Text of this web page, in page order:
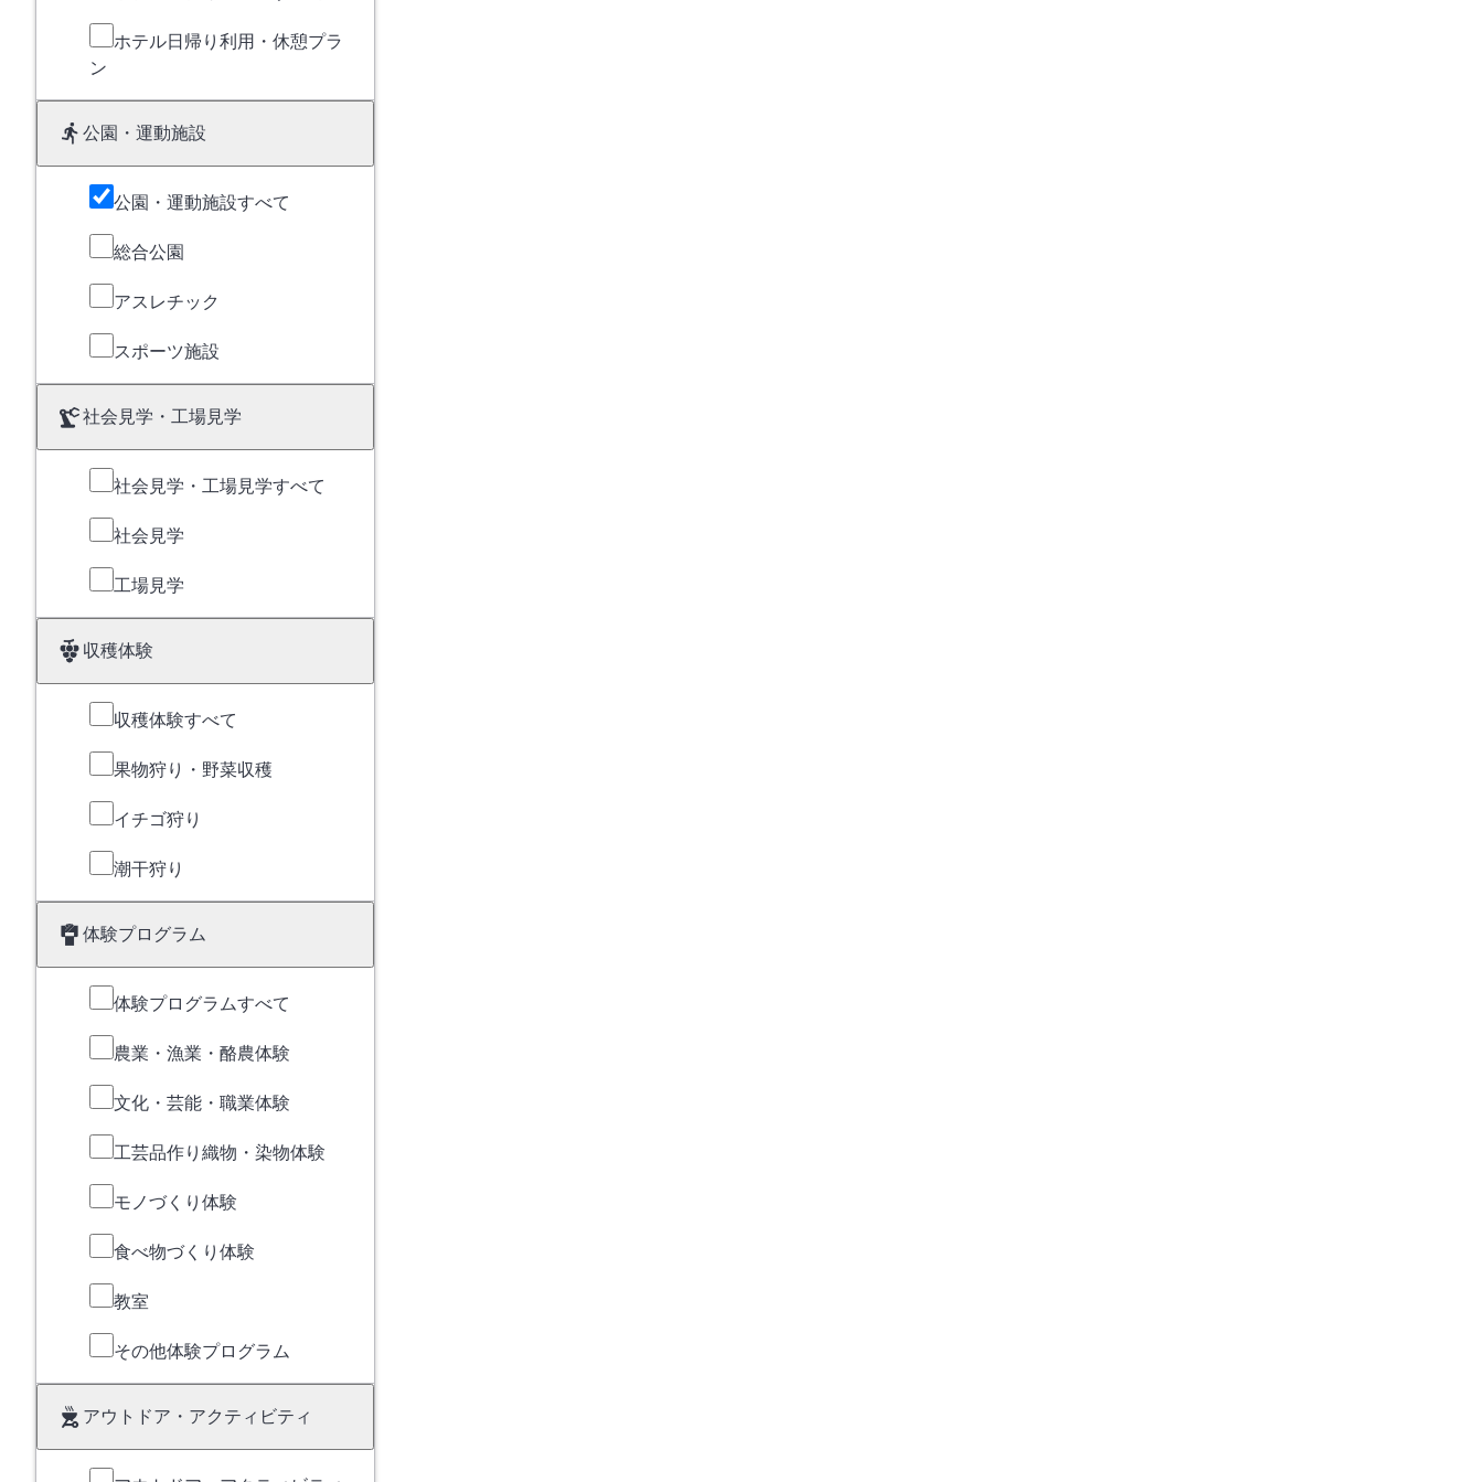
ホテル日帰り利用・休憩プラ
ン
公園・運動施設
公園・運動施設すべて
総合公園
アスレチック
スポーツ施設
社会見学・工場見学
社会見学・工場見学すべて
社会見学
工場見学
収穫体験
収穫体験すべて
果物狩り・野菜収穫
イチゴ狩り
潮干狩り
体験プログラム
体験プログラムすべて
農業・漁業・酪農体験
文化・芸能・職業体験
工芸品作り織物・染物体験
モノづくり体験
食べ物づくり体験
教室
その他体験プログラム
アウトドア・アクティビティ